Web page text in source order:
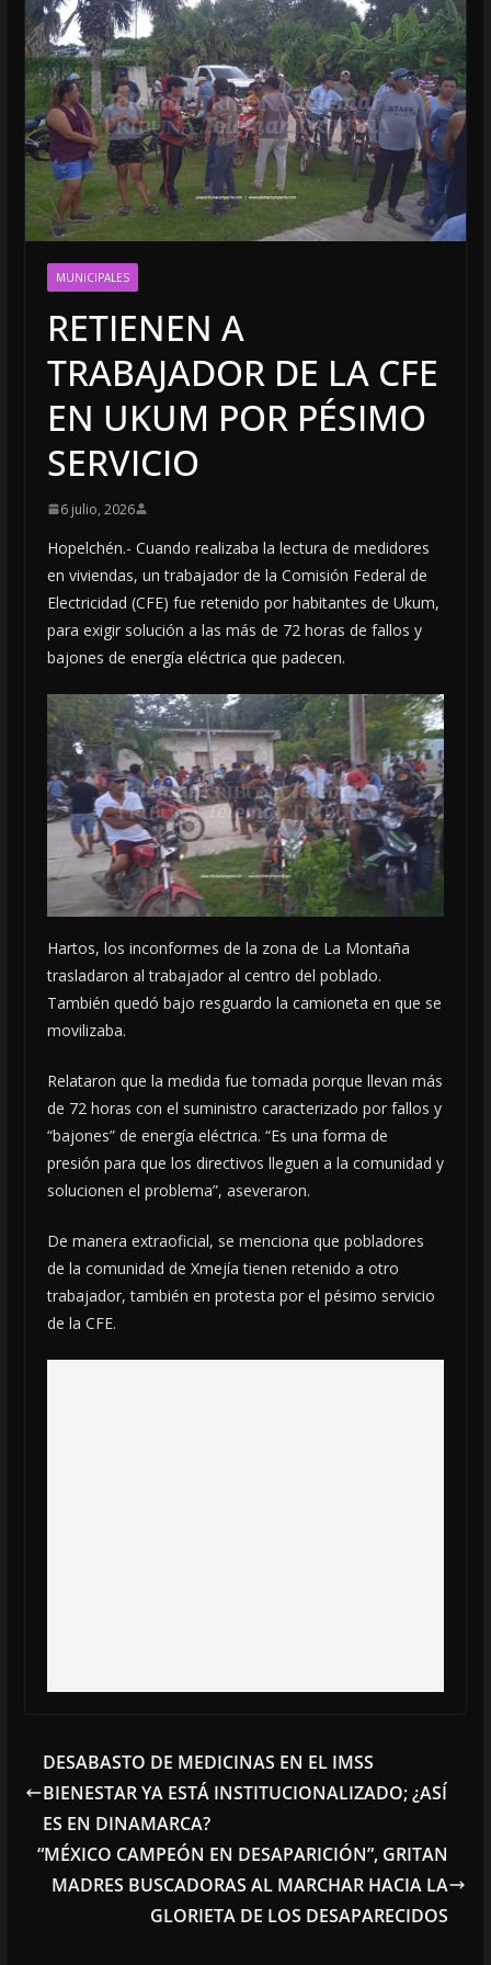
MUNICIPALES
RETIENEN A
TRABAJADOR DE LA CFE
EN UKUM POR PÉSIMO
SERVICIO
6 julio, 2026
Hopelchén.- Cuando realizaba la lectura de medidores
en viviendas, un trabajador de la Comisión Federal de
Electricidad (CFE) fue retenido por habitantes de Ukum,
para exigir solución a las más de 72 horas de fallos y
bajones de energía eléctrica que padecen.
Hartos, los inconformes de la zona de La Montaña
trasladaron al trabajador al centro del poblado.
También quedó bajo resguardo la camioneta en que se
movilizaba.
Relataron que la medida fue tomada porque llevan más
de 72 horas con el suministro caracterizado por fallos y
“bajones” de energía eléctrica. “Es una forma de
presión para que los directivos lleguen a la comunidad y
solucionen el problema”, aseveraron.
De manera extraoficial, se menciona que pobladores
de la comunidad de Xmejía tienen retenido a otro
trabajador, también en protesta por el pésimo servicio
de la CFE.
DESABASTO DE MEDICINAS EN EL IMSS
BIENESTAR YA ESTÁ INSTITUCIONALIZADO; ¿ASÍ
ES EN DINAMARCA?
“MÉXICO CAMPEÓN EN DESAPARICIÓN”, GRITAN
MADRES BUSCADORAS AL MARCHAR HACIA LA
GLORIETA DE LOS DESAPARECIDOS